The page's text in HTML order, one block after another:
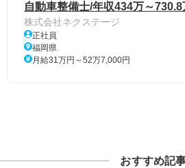
自動車整備士/年収434万～
株式会社ネクステージ
正社員
福岡県
月給31万円～52万7,000円
おすすめ記